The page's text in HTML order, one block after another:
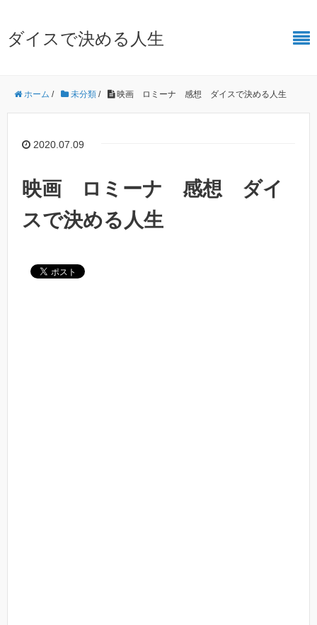
ダイスで決める人生
ホーム / 未分類 / 映画 ロミーナ 感想 ダイスで決める人生
2020.07.09
映画 ロミーナ 感想 ダイ
スで決める人生